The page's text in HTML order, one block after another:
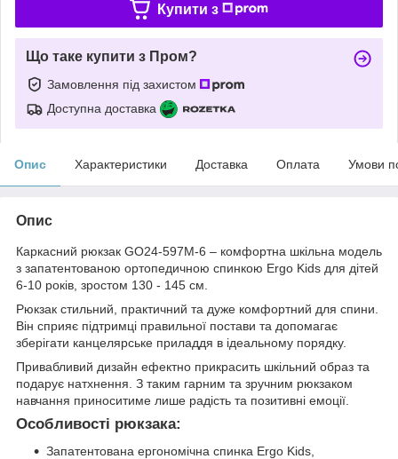
Купити з
Що таке купити з Пром?
Замовлення під захистом
Доступна доставка
Опис Характеристики Доставка Оплата Умови
Опис
Каркасний рюкзак GO24-597M-6 – комфортна шкільна модель
з запатентованою ортопедичною спинкою Ergo Kids для дітей
6-10 років, зростом 130 - 145 см.
Рюкзак стильний, практичний та дуже комфортний для спини.
Він сприяє підтримці правильної постави та допомагає
зберігати канцелярське приладдя в ідеальному порядку.
Привабливий дизайн ефектно прикрасить шкільний образ та
подарує натхнення. З таким гарним та зручним рюкзаком
навчання приноситиме лише радість та позитивні емоції.
Особливості рюкзака:
Запатентована ергономічна спинка Ergo Kids,